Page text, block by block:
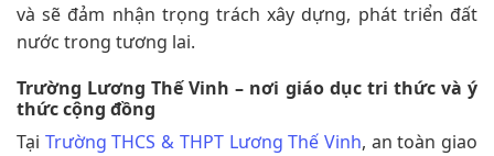
và sẽ đảm nhận trọng trách xây dựng, phát triển đất
nước trong tương lai.
Trường Lương Thế Vinh – nơi giáo dục tri thức và ý
thức cộng đồng
Tại Trường THCS & THPT Lương Thế Vinh, an toàn giao